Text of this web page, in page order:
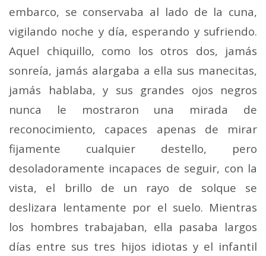
embarco, se conservaba al lado de la cuna,
vigilando noche y día, esperando y sufriendo.
Aquel chiquillo, como los otros dos, jamás
sonreía, jamás alargaba a ella sus manecitas,
jamás hablaba, y sus grandes ojos negros
nun­ca le mostraron una mirada de
reconocimiento, capaces apenas de mirar
fijamente cualquier destello, pero
desoladoramente incapaces de seguir, con la
vista, el brillo de un rayo de solque se
deslizara lentamente por el suelo. Mientras
los hombres trabajaban, ella pasaba largos
días entre sus tres hijos idiotas y el infantil